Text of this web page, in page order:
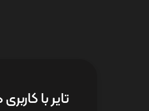
تایر با کاربری